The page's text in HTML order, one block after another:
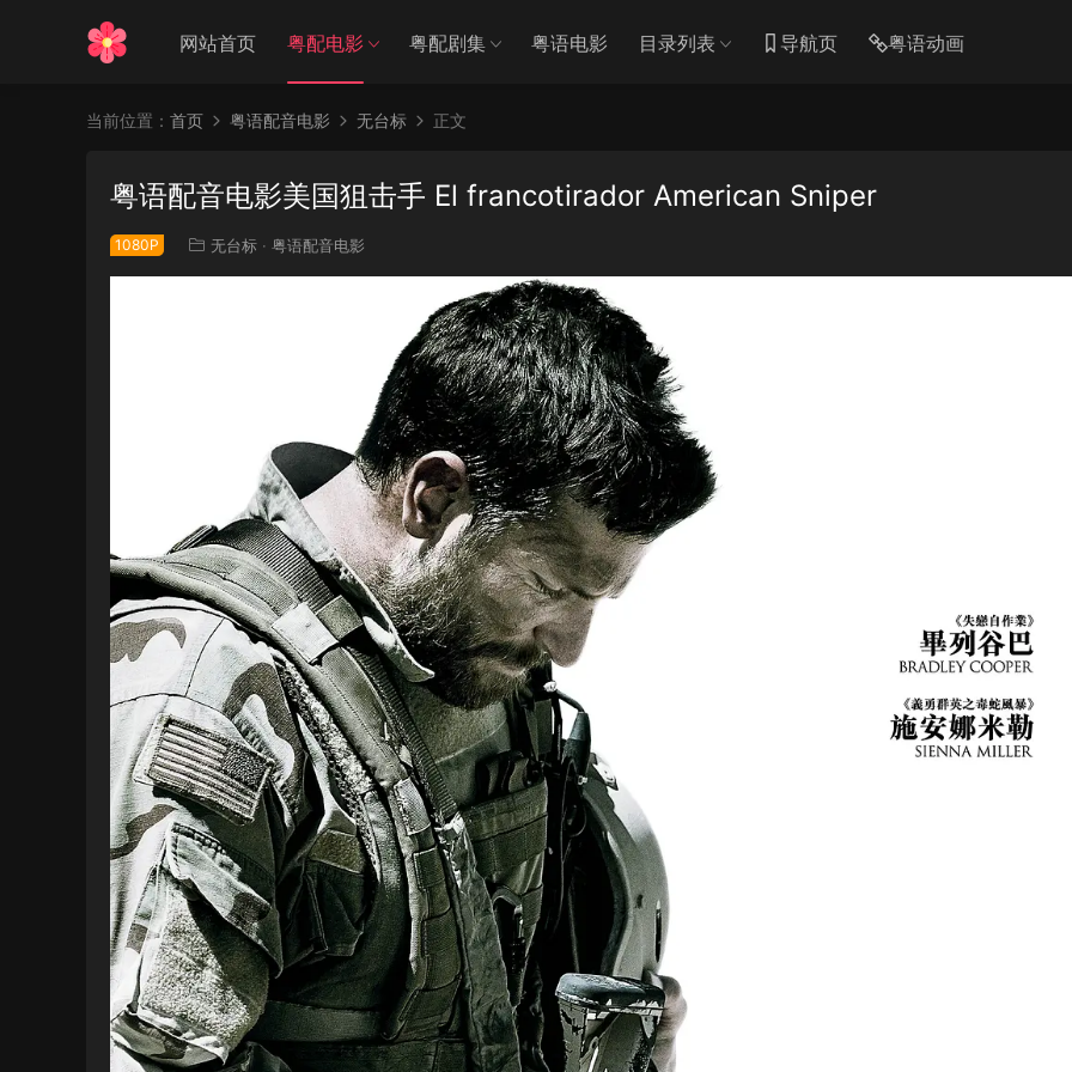
网站首页 粤配电影 粤配剧集 粤语电影 目录列表 导航页 粤语动画
当前位置： 首页 粤语配音电影 无台标 正文
粤语配音电影美国狙击手 El francotirador American Sniper
1080P 无台标 · 粤语配音电影